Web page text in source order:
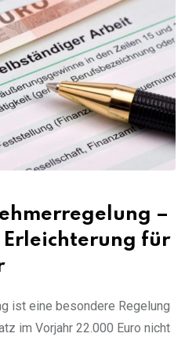
–
Erleichterung für
ist eine besondere Regelung
im Vorjahr 22.000 Euro nicht